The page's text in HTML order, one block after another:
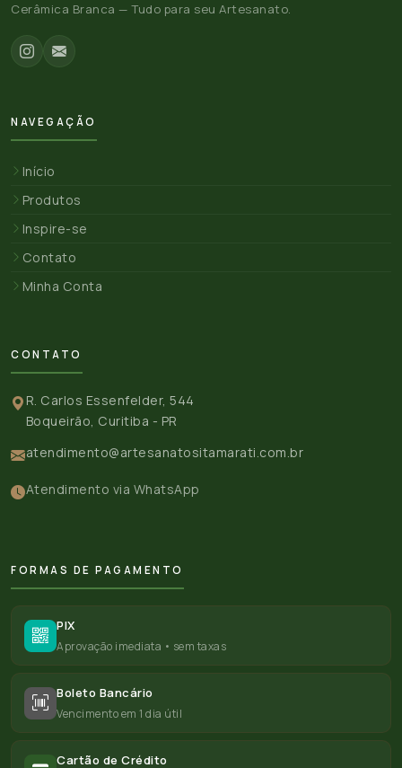
Cerâmica Branca — Tudo para seu Artesanato.
NAVEGAÇÃO
Início
Produtos
Inspire-se
Contato
Minha Conta
CONTATO
R. Carlos Essenfelder, 544
Boqueirão, Curitiba - PR
atendimento@artesanatositamarati.com.br
Atendimento via WhatsApp
FORMAS DE PAGAMENTO
PIX
Aprovação imediata • sem taxas
Boleto Bancário
Vencimento em 1 dia útil
Cartão de Crédito